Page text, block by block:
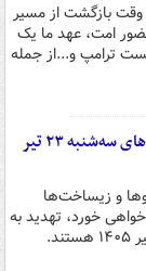
وقت بازگشت از مسیر
امت، عهد ما یک
ترامپ و...از جمله
عکس/ صفحه نخست روزنامه‌های سه‌شنبه ۲۳ تیر
و زیساخت‌ها
خورد، تهدید به